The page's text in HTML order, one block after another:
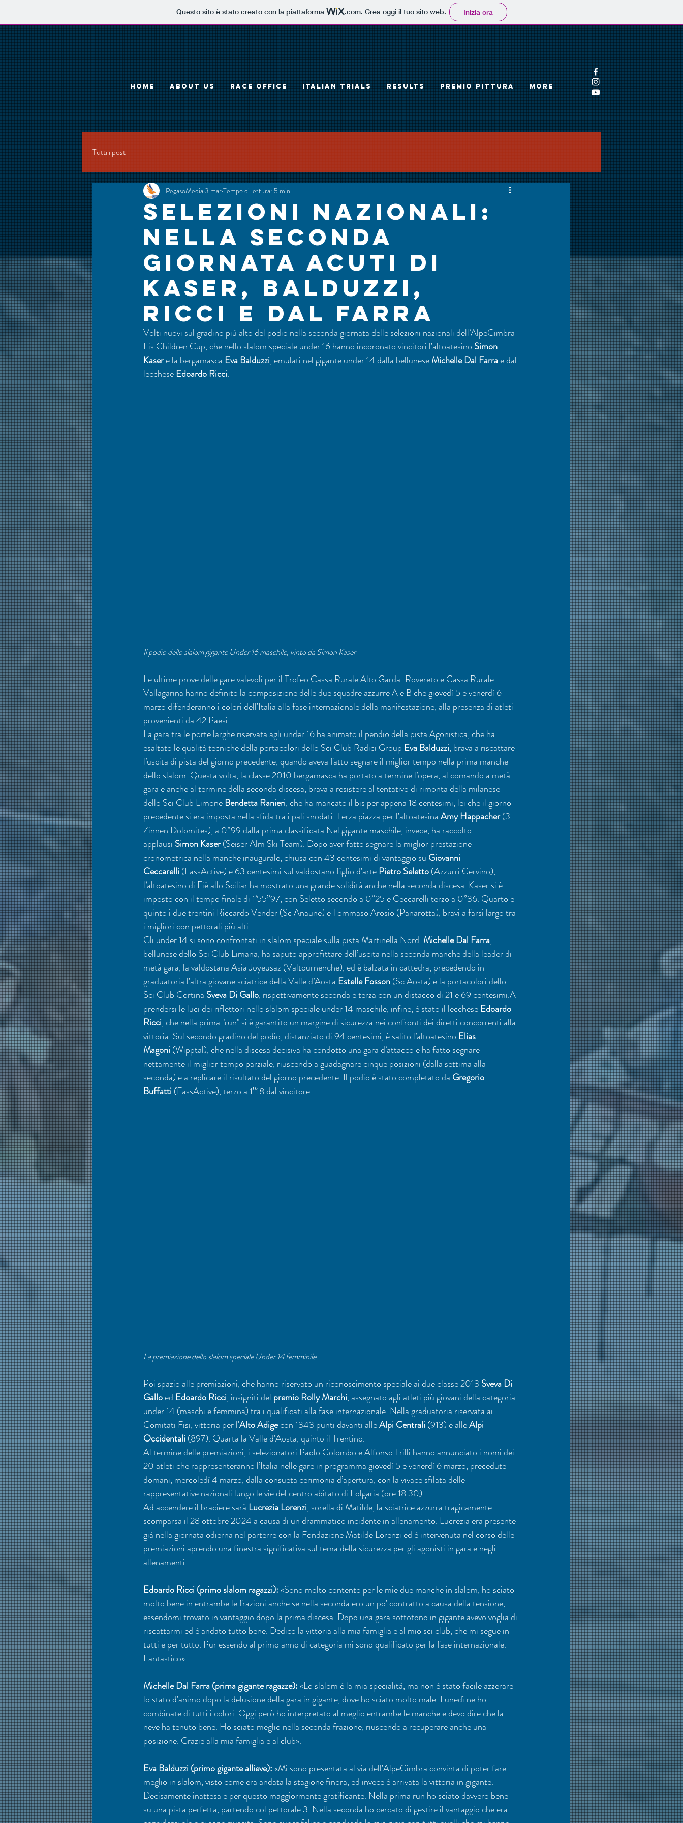
Questo sito è stato creato con la piattaforma .com. Crea oggi il tuo sito web. Inizia ora
HOME ABOUT US RACE OFFICE ITALIAN TRIALS RESULTS PREMIO PITTURA More
Tutti i post
Selezioni Nazionali:
nella seconda
giornata acuti di
Kaser, Balduzzi,
Ricci e Dal Farra
PegasoMedia 3 marTempo di lettura: 5 min
Volti nuovi sul gradino più alto del podio nella seconda giornata delle selezioni nazionali dell’AlpeCimbra
Fis Children Cup, che nello slalom speciale under 16 hanno incoronato vincitori l’altoatesino Simon
Kaser e la bergamasca Eva Balduzzi, emulati nel gigante under 14 dalla bellunese Michelle Dal Farra e dal
lecchese Edoardo Ricci.
Il podio dello slalom gigante Under 16 maschile, vinto da Simon Kaser
Le ultime prove delle gare valevoli per il Trofeo Cassa Rurale Alto Garda-Rovereto e Cassa Rurale
Vallagarina hanno definito la composizione delle due squadre azzurre A e B che giovedì 5 e venerdì 6
marzo difenderanno i colori dell’Italia alla fase internazionale della manifestazione, alla presenza di atleti
provenienti da 42 Paesi.
La gara tra le porte larghe riservata agli under 16 ha animato il pendio della pista Agonistica, che ha
esaltato le qualità tecniche della portacolori dello Sci Club Radici Group Eva Balduzzi, brava a riscattare
l’uscita di pista del giorno precedente, quando aveva fatto segnare il miglior tempo nella prima manche
dello slalom. Questa volta, la classe 2010 bergamasca ha portato a termine l’opera, al comando a metà
gara e anche al termine della seconda discesa, brava a resistere al tentativo di rimonta della milanese
dello Sci Club Limone Bendetta Ranieri, che ha mancato il bis per appena 18 centesimi, lei che il giorno
precedente si era imposta nella sfida tra i pali snodati. Terza piazza per l’altoatesina Amy Happacher (3
Zinnen Dolomites), a 0”99 dalla prima classificata.Nel gigante maschile, invece, ha raccolto
applausi Simon Kaser (Seiser Alm Ski Team). Dopo aver fatto segnare la miglior prestazione
cronometrica nella manche inaugurale, chiusa con 43 centesimi di vantaggio su Giovanni
Ceccarelli (FassActive) e 63 centesimi sul valdostano figlio d’arte Pietro Seletto (Azzurri Cervino),
l’altoatesino di Fiè allo Sciliar ha mostrato una grande solidità anche nella seconda discesa. Kaser si è
imposto con il tempo finale di 1’55”97, con Seletto secondo a 0”25 e Ceccarelli terzo a 0”36. Quarto e
quinto i due trentini Riccardo Vender (Sc Anaune) e Tommaso Arosio (Panarotta), bravi a farsi largo tra
i migliori con pettorali più alti.
Gli under 14 si sono confrontati in slalom speciale sulla pista Martinella Nord. Michelle Dal Farra,
bellunese dello Sci Club Limana, ha saputo approfittare dell’uscita nella seconda manche della leader di
metà gara, la valdostana Asia Joyeusaz (Valtournenche), ed è balzata in cattedra, precedendo in
graduatoria l’altra giovane sciatrice della Valle d’Aosta Estelle Fosson (Sc Aosta) e la portacolori dello
Sci Club Cortina Sveva Di Gallo, rispettivamente seconda e terza con un distacco di 21 e 69 centesimi.A
prendersi le luci dei riflettori nello slalom speciale under 14 maschile, infine, è stato il lecchese Edoardo
Ricci, che nella prima "run" si è garantito un margine di sicurezza nei confronti dei diretti concorrenti alla
vittoria. Sul secondo gradino del podio, distanziato di 94 centesimi, è salito l’altoatesino Elias
Magoni (Wipptal), che nella discesa decisiva ha condotto una gara d’attacco e ha fatto segnare
nettamente il miglior tempo parziale, riuscendo a guadagnare cinque posizioni (dalla settima alla
seconda) e a replicare il risultato del giorno precedente. Il podio è stato completato da Gregorio
Buffatti (FassActive), terzo a 1”18 dal vincitore.
La premiazione dello slalom speciale Under 14 femminile
Poi spazio alle premiazioni, che hanno riservato un riconoscimento speciale ai due classe 2013 Sveva Di
Gallo ed Edoardo Ricci, insigniti del premio Rolly Marchi, assegnato agli atleti più giovani della categoria
under 14 (maschi e femmina) tra i qualificati alla fase internazionale. Nella graduatoria riservata ai
Comitati Fisi, vittoria per l'Alto Adige con 1343 punti davanti alle Alpi Centrali (913) e alle Alpi
Occidentali (897). Quarta la Valle d'Aosta, quinto il Trentino.
Al termine delle premiazioni, i selezionatori Paolo Colombo e Alfonso Trilli hanno annunciato i nomi dei
20 atleti che rappresenteranno l’Italia nelle gare in programma giovedì 5 e venerdì 6 marzo, precedute
domani, mercoledì 4 marzo, dalla consueta cerimonia d’apertura, con la vivace sfilata delle
rappresentative nazionali lungo le vie del centro abitato di Folgaria (ore 18.30).
Ad accendere il braciere sarà Lucrezia Lorenzi, sorella di Matilde, la sciatrice azzurra tragicamente
scomparsa il 28 ottobre 2024 a causa di un drammatico incidente in allenamento. Lucrezia era presente
già nella giornata odierna nel parterre con la Fondazione Matilde Lorenzi ed è intervenuta nel corso delle
premiazioni aprendo una finestra significativa sul tema della sicurezza per gli agonisti in gara e negli
allenamenti.
Edoardo Ricci (primo slalom ragazzi): «Sono molto contento per le mie due manche in slalom, ho sciato
molto bene in entrambe le frazioni anche se nella seconda ero un po’ contratto a causa della tensione,
essendomi trovato in vantaggio dopo la prima discesa. Dopo una gara sottotono in gigante avevo voglia di
riscattarmi ed è andato tutto bene. Dedico la vittoria alla mia famiglia e al mio sci club, che mi segue in
tutti e per tutto. Pur essendo al primo anno di categoria mi sono qualificato per la fase internazionale.
Fantastico».
Michelle Dal Farra (prima gigante ragazze): «Lo slalom è la mia specialità, ma non è stato facile azzerare
lo stato d’animo dopo la delusione della gara in gigante, dove ho sciato molto male. Lunedì ne ho
combinate di tutti i colori. Oggi però ho interpretato al meglio entrambe le manche e devo dire che la
neve ha tenuto bene. Ho sciato meglio nella seconda frazione, riuscendo a recuperare anche una
posizione. Grazie alla mia famiglia e al club».
Eva Balduzzi (primo gigante allieve): «Mi sono presentata al via dell’AlpeCimbra convinta di poter fare
meglio in slalom, visto come era andata la stagione finora, ed invece è arrivata la vittoria in gigante.
Decisamente inattesa e per questo maggiormente gratificante. Nella prima run ho sciato davvero bene
su una pista perfetta, partendo col pettorale 3. Nella seconda ho cercato di gestire il vantaggio che era